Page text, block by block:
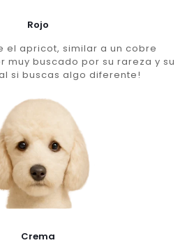
Rojo
el apricot, similar a un cobre
muy buscado por su rareza y su
si buscas algo diferente!
Crema